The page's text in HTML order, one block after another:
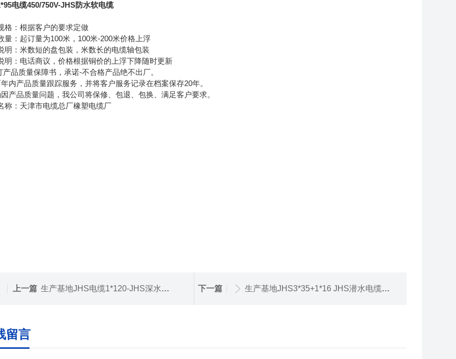
电缆450/750V-JHS防水软电缆
格：根据客户的要求定做
量：起订量为100米，100米-200米价格上浮
明：米数短的盘包装，米数长的电缆轴包装
明：电话商议，价格根据铜价的上浮下降随时更新
产品质量保障书，承诺-不合格产品绝不出厂。
内产品质量跟踪服务，并将客户服务记录在档案保存20年。
产品质量问题，我公司将保修、包退、包换、满足客户要求。
称：天津市电缆总厂橡塑电缆厂
上一篇 生产基地JHS电缆1*120-JHS深水井用电缆1*120价格 下一篇 生产基地JHS3*35+1*16 JHS潜水电缆价格
留言